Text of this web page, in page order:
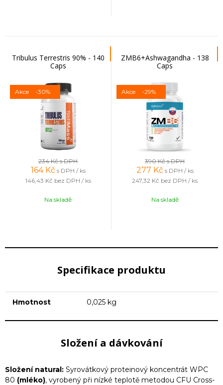
Tribulus Terrestris 90% - 140
Caps
Akce -30%
234 Kčs DPH
164 Kč s DPH / ks
146,43 Kč bez DPH / ks
Na skladě
ZMB6+Ashwagandha - 138
Caps
Akce -29%
390 Kčs DPH
277 Kč s DPH / ks
247,32 Kč bez DPH / ks
Na skladě
Specifikace produktu
Hmotnost 0,025 kg
Složení a dávkování
Složení natural: Syrovátkový proteinový koncentrát WPC
80 (mléko), vyrobený při nízké teplotě metodou CFU Cross-